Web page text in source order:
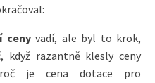
cenyvadí, ale byl to krok,
když razantně klesly ceny
je cena dotace pro